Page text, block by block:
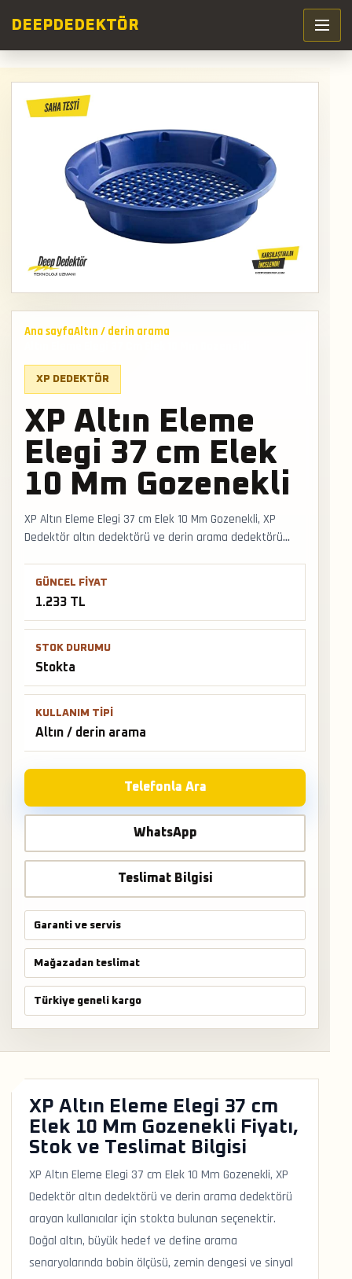
DEEP DEDEKTÖR
Ana sayfaAltın / derin arama
XP DEDEKTÖR
XP Altın Eleme
Elegi 37 cm Elek
10 Mm Gozenekli
XP Altın Eleme Elegi 37 cm Elek 10 Mm Gozenekli, XP
Dedektör altın dedektörü ve derin arama dedektörü
altın, büyük hedef ve define arama senaryolarında
olur. Faturalı satış, Türkiye geneli kargo ve mağazadan
teslimat desteğiyle satış ve teslimat desteği hızlıca
alınabilir.
GÜNCEL FIYAT
1.233 TL
STOK DURUMU
Stokta
KULLANIM TIPI
Altın / derin arama
Telefonla Ara
WhatsApp
Teslimat Bilgisi
Garanti ve servis
Mağazadan teslimat
Türkiye geneli kargo
XP Altın Eleme Elegi 37 cm
Elek 10 Mm Gozenekli Fiyatı,
Stok ve Teslimat Bilgisi
XP Altın Eleme Elegi 37 cm Elek 10 Mm Gozenekli, XP
Dedektör altın dedektörü ve derin arama dedektörü
arayan kullanıcılar için stokta bulunan seçenektir.
Doğal altın, büyük hedef ve define arama
senaryolarında bobin ölçüsü, zemin dengesi ve sinyal